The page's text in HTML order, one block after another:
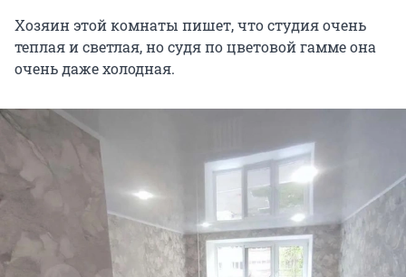
Хозяин этой комнаты пишет, что студия очень
теплая и светлая, но судя по цветовой гамме она
очень даже холодная.